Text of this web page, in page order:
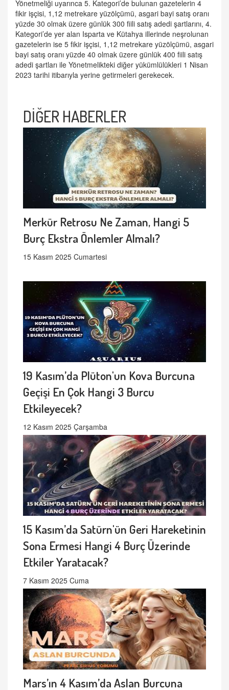
Yönetmeliği uyarınca 5. Kategori’de bulunan gazetelerin 4
fikir işçisi, 1,12 metrekare yüzölçümü, asgari bayi satış oranı
yüzde 30 olmak üzere günlük 300 fiili satış adedi şartlarını, 4.
Kategori’de yer alan Isparta ve Kütahya illerinde neşrolunan
gazetelerin ise 5 fikir işçisi, 1,12 metrekare yüzölçümü, asgari
bayi satış oranı yüzde 40 olmak üzere günlük 400 fiili satış
adedi şartları ile Yönetmelikteki diğer yükümlülükleri 1 Nisan
2023 tarihi itibarıyla yerine getirmeleri gerekecek.
DİĞER HABERLER
Merkür Retrosu Ne Zaman, Hangi 5
Burç Ekstra Önlemler Almalı?
15 Kasım 2025 Cumartesi
19 Kasım’da Plüton'un Kova Burcuna
Geçişi En Çok Hangi 3 Burcu
Etkileyecek?
12 Kasım 2025 Çarşamba
15 Kasım’da Satürn'ün Geri Hareketinin
Sona Ermesi Hangi 4 Burç Üzerinde
Etkiler Yaratacak?
7 Kasım 2025 Cuma
Mars’ın 4 Kasım’da Aslan Burcuna